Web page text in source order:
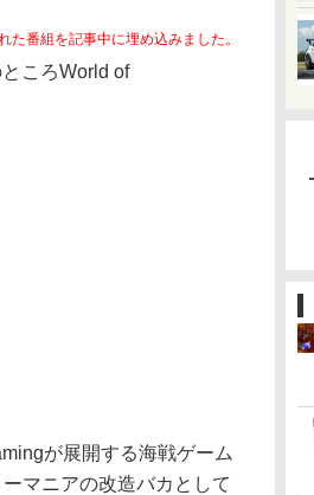
た番組を記事中に埋め込みました。
ころWorld of
が展開する海戦ゲーム
マニアの改造バカとして